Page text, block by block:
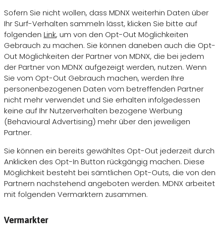
Sofern Sie nicht wollen, dass MDNX weiterhin Daten über
Ihr Surf-Verhalten sammeln lässt, klicken Sie bitte auf
folgenden Link, um von den Opt-Out Möglichkeiten
Gebrauch zu machen. Sie können daneben auch die Opt-
Out Möglichkeiten der Partner von MDNX, die bei jedem
der Partner von MDNX aufgezeigt werden, nutzen. Wenn
Sie vom Opt-Out Gebrauch machen, werden Ihre
personenbezogenen Daten vom betreffenden Partner
nicht mehr verwendet und Sie erhalten infolgedessen
keine auf Ihr Nutzerverhalten bezogene Werbung
(Behavioural Advertising) mehr über den jeweiligen
Partner.
Sie können ein bereits gewähltes Opt-Out jederzeit durch
Anklicken des Opt-In Button rückgängig machen. Diese
Möglichkeit besteht bei sämtlichen Opt-Outs, die von den
Partnern nachstehend angeboten werden. MDNX arbeitet
mit folgenden Vermarktern zusammen.
Vermarkter